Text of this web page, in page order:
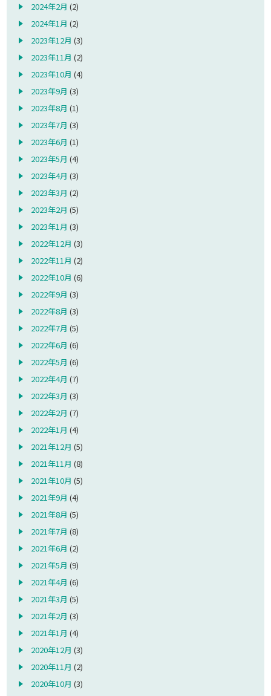
2024年2月 (2)
2024年1月 (2)
2023年12月 (3)
2023年11月 (2)
2023年10月 (4)
2023年9月 (3)
2023年8月 (1)
2023年7月 (3)
2023年6月 (1)
2023年5月 (4)
2023年4月 (3)
2023年3月 (2)
2023年2月 (5)
2023年1月 (3)
2022年12月 (3)
2022年11月 (2)
2022年10月 (6)
2022年9月 (3)
2022年8月 (3)
2022年7月 (5)
2022年6月 (6)
2022年5月 (6)
2022年4月 (7)
2022年3月 (3)
2022年2月 (7)
2022年1月 (4)
2021年12月 (5)
2021年11月 (8)
2021年10月 (5)
2021年9月 (4)
2021年8月 (5)
2021年7月 (8)
2021年6月 (2)
2021年5月 (9)
2021年4月 (6)
2021年3月 (5)
2021年2月 (3)
2021年1月 (4)
2020年12月 (3)
2020年11月 (2)
2020年10月 (3)